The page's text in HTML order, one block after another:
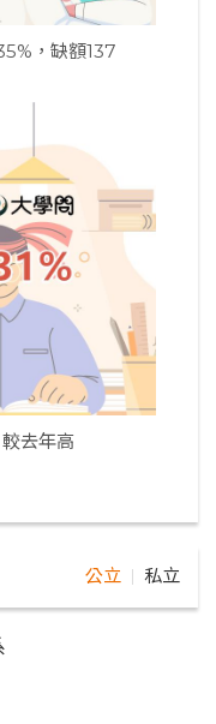
，缺額137
較去年高
公立 私立